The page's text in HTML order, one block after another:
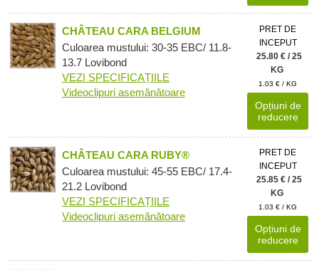
CHÂTEAU CARA BELGIUM
Culoarea mustului: 30-35 EBC/ 11.8-
13.7 Lovibond
VEZI SPECIFICAȚIILE
Videoclipuri asemănătoare
PRET DE
INCEPUT
25.80 € / 25
KG
1.03 € / KG
Opțiuni de
reducere
CHÂTEAU CARA RUBY®
Culoarea mustului: 45-55 EBC/ 17.4-
21.2 Lovibond
VEZI SPECIFICAȚIILE
Videoclipuri asemănătoare
PRET DE
INCEPUT
25.85 € / 25
KG
1.03 € / KG
Opțiuni de
reducere